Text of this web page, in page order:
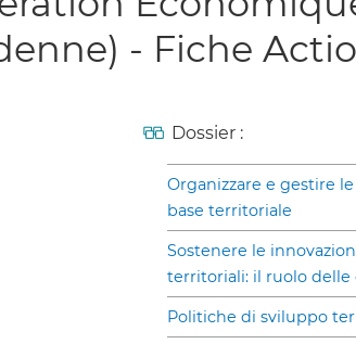
- Fiche
Dossier :
Organizzare e gestire
base territoriale
Sostenere le
territoriali: il ruolo
Politiche di sviluppo